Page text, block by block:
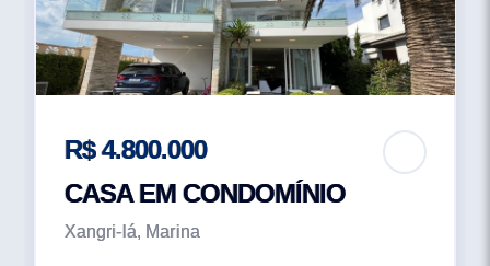
R$ 4.800.000
CASA EM CONDOMÍNIO
Xangri-lá, Marina